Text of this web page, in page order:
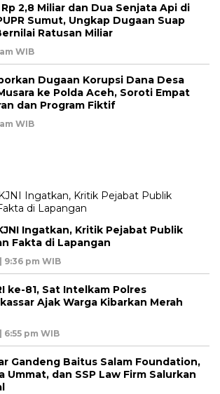
2,8 Miliar dan Dua Senjata Api di
Sumut, Ungkap Dugaan Suap
Ratusan Miliar
WIB
Dugaan Korupsi Dana Desa
ke Polda Aceh, Soroti Empat
dan Program Fiktif
WIB
Ingatkan, Kritik Pejabat Publik
Fakta di Lapangan
9:36 pm WIB
ke-81, Sat Intelkam Polres
Ajak Warga Kibarkan Merah
pm WIB
Gandeng Baitus Salam Foundation,
Ummat, dan SSP Law Firm Salurkan